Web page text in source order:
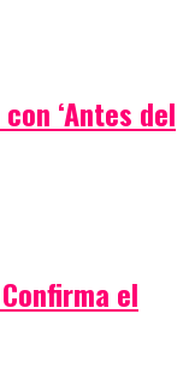
‘Antes del
el